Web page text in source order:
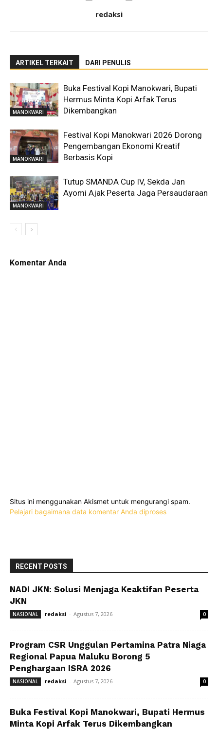
redaksi
ARTIKEL TERKAIT DARI PENULIS
MANOKWARI
Buka Festival Kopi Manokwari, Bupati
Hermus Minta Kopi Arfak Terus
Dikembangkan
MANOKWARI
Festival Kopi Manokwari 2026 Dorong
Pengembangan Ekonomi Kreatif
Berbasis Kopi
MANOKWARI
Tutup SMANDA Cup IV, Sekda Jan
Ayomi Ajak Peserta Jaga Persaudaraan
Komentar Anda
Situs ini menggunakan Akismet untuk mengurangi spam.
Pelajari bagaimana data komentar Anda diproses
RECENT POSTS
NADI JKN: Solusi Menjaga Keaktifan Peserta
JKN
NASIONAL redaksi - Agustus 7, 2026 0
Program CSR Unggulan Pertamina Patra Niaga
Regional Papua Maluku Borong 5
Penghargaan ISRA 2026
NASIONAL redaksi - Agustus 7, 2026 0
Buka Festival Kopi Manokwari, Bupati Hermus
Minta Kopi Arfak Terus Dikembangkan